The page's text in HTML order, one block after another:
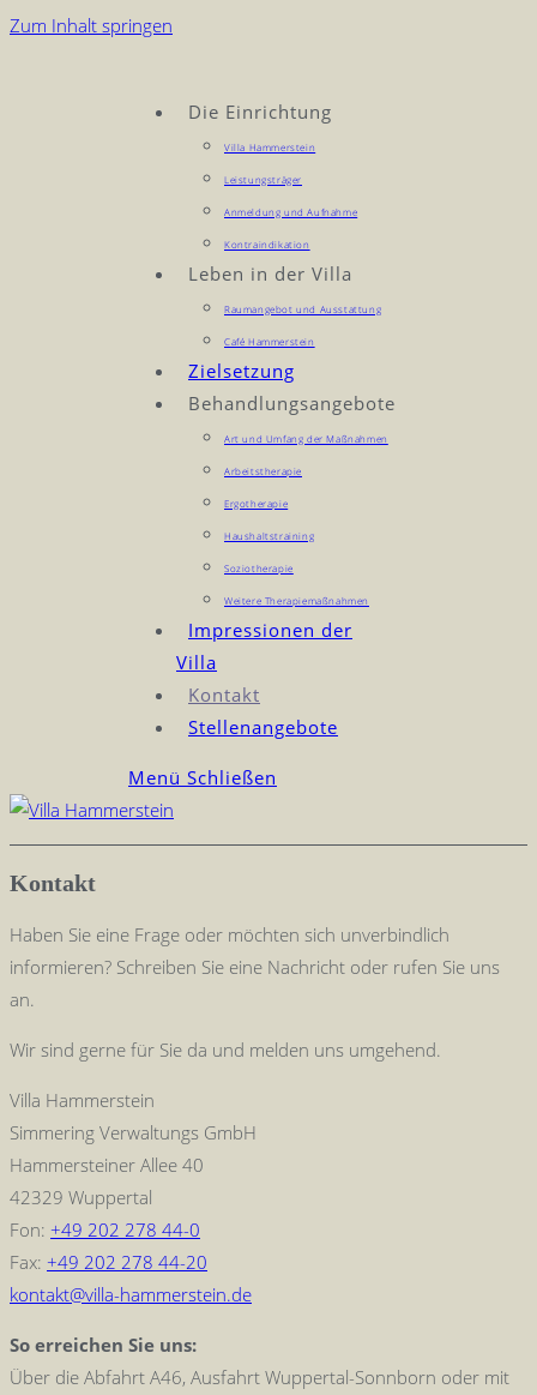
Zum Inhalt springen
Die Einrichtung
Villa Hammerstein
Leistungsträger
Anmeldung und Aufnahme
Kontraindikation
Leben in der Villa
Raumangebot und Ausstattung
Café Hammerstein
Zielsetzung
Behandlungsangebote
Art und Umfang der Maßnahmen
Arbeitstherapie
Ergotherapie
Haushaltstraining
Soziotherapie
Weitere Therapiemaßnahmen
Impressionen der
Villa
Kontakt
Stellenangebote
Menü Schließen
Kontakt
Haben Sie eine Frage oder möchten sich unverbindlich
informieren? Schreiben Sie eine Nachricht oder rufen Sie uns
an.
Wir sind gerne für Sie da und melden uns umgehend.
Villa Hammerstein
Simmering Verwaltungs GmbH
Hammersteiner Allee 40
42329 Wuppertal
Fon: +49 202 278 44-0
Fax: +49 202 278 44-20
kontakt@villa-hammerstein.de
So erreichen Sie uns:
Über die Abfahrt A46, Ausfahrt Wuppertal-Sonnborn oder mit